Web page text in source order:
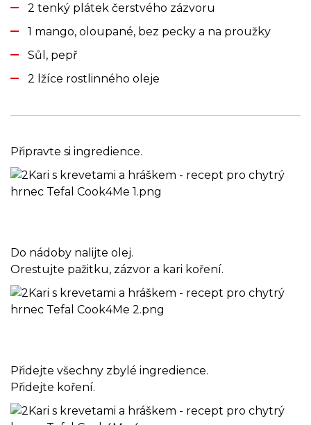
2 tenký plátek čerstvého zázvoru
1 mango, oloupané, bez pecky a na proužky
Sůl, pepř
2 lžíce rostlinného oleje
Připravte si ingredience.
Do nádoby nalijte olej.
Orestujte pažitku, zázvor a kari koření.
Přidejte všechny zbylé ingredience.
Přidejte koření.